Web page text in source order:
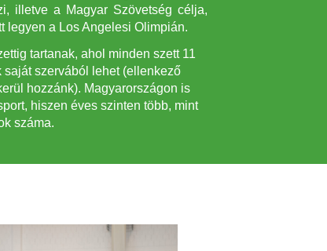
illetve a Magyar Szövetség célja,
legyen a Los Angelesi Olimpián.
tartanak, ahol minden szett 11
saját szervából lehet (ellenkező
hozzánk). Magyarországon is
hiszen éves szinten több, mint
száma.